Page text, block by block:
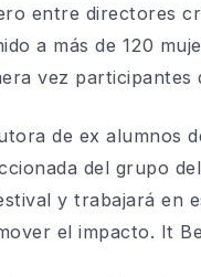
entre directores
a más de 120
vez participantes
de ex alumnos
del grupo
y trabajará en
el impacto. It